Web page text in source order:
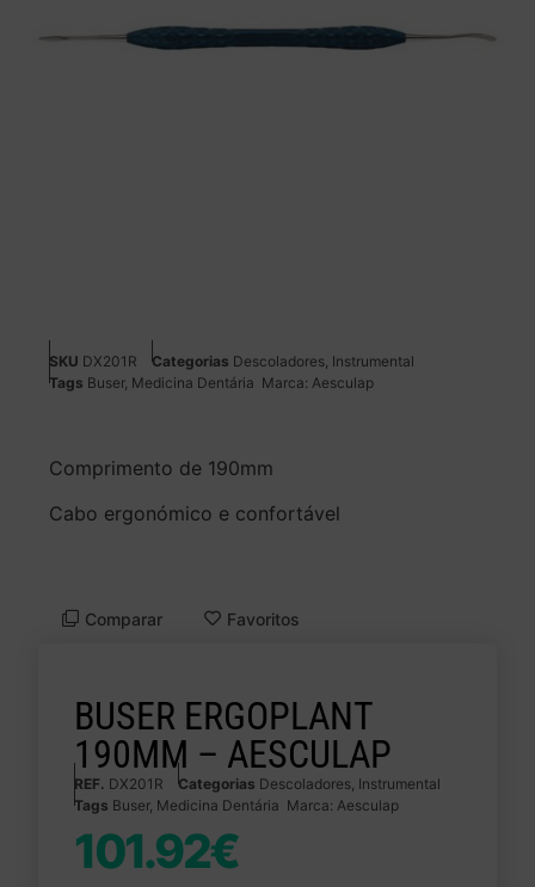
SKU DX201R Categorias Descoladores, Instrumental
Tags Buser, Medicina Dentária Marca: Aesculap
Comprimento de 190mm
Cabo ergonómico e confortável
Comparar Favoritos
BUSER ERGOPLANT
190MM – AESCULAP
REF. DX201R Categorias Descoladores Instrumental
Tags Buser, Medicina Dentária Marca: Aesculap
101.92€